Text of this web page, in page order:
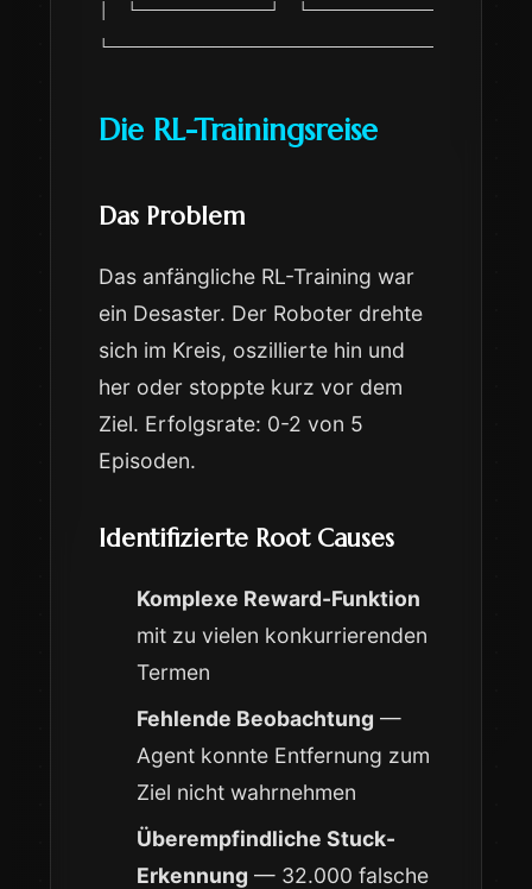
│  └──────────────┘  └──────────────┘
Die RL-Trainingsreise
Das Problem
Das anfängliche RL-Training war
ein Desaster. Der Roboter drehte
sich im Kreis, oszillierte hin und
her oder stoppte kurz vor dem
Ziel. Erfolgsrate: 0-2 von 5
Episoden.
Identifizierte Root Causes
Komplexe Reward-Funktion
mit zu vielen konkurrierenden
Termen
Fehlende Beobachtung —
Agent konnte Entfernung zum
Ziel nicht wahrnehmen
Überempfindliche Stuck-
Erkennung — 32.000 falsche